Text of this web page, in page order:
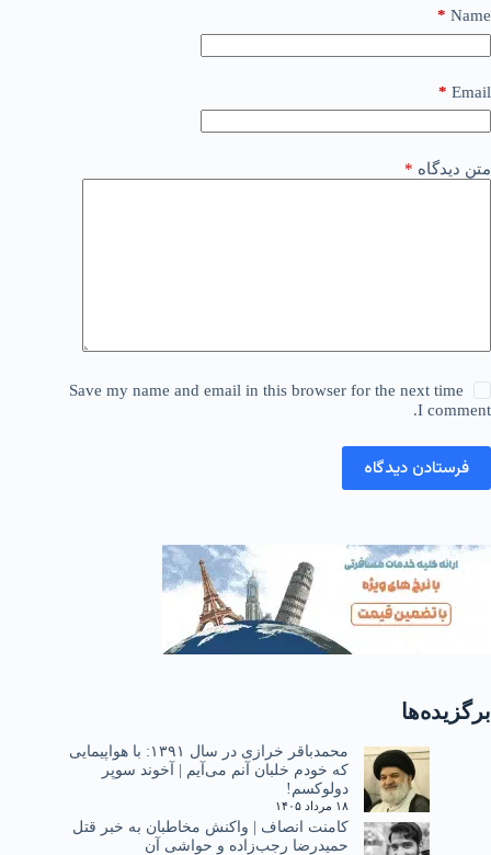
Name
*
Email
*
متن دیدگاه *
Save my name and email in this browser for the next time
I comment.
فرستادن دیدگاه
برگزیده‌ها
محمدباقر خرازی در سال ۱۳۹۱: با هواپیمایی
که خودم خلبان آنم می‌آیم | آخوند سوپر
دولوکسم!
۱۸ مرداد ۱۴۰۵
کامنت انصاف | واکنش مخاطبان به خبر قتل
حمیدرضا رجب‌زاده و حواشی آن